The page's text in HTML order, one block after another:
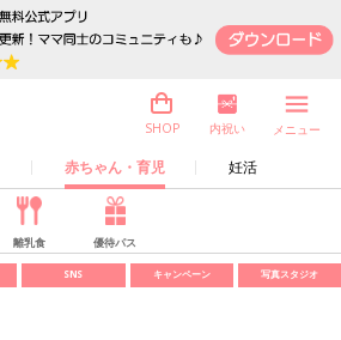
赤ちゃん・育児 妊活
SHOP 内祝い メニュー
離乳食 優待パス
SNS キャンペーン 写真スタジオ